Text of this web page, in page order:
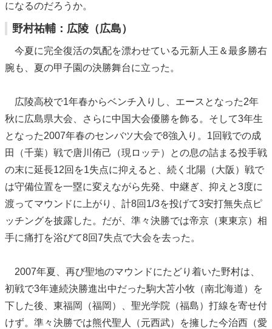
になるのだろうか。
野村祐輔：広陵（広島）
今夏に完全復活の気配を漂わせている元新人王＆最多勝右
腕も、夏の甲子園の決勝舞台に立った。
広陵高校で1年春からベンチ入りし、エースとなった2年
秋に広島県大会、さらに中国大会優勝を飾る。そして3年生
となった2007年春のセンバツ大会で8強入り。1回戦での成
田（千葉）戦で唐川侑己（現ロッテ）との息の詰まる投手戦
の末に延長12回を1失点に抑えると、続く北陽（大阪）戦で
は守備位置を一塁に変えながら先発、中継ぎ、抑えと3度に
渡ってマウンドに上がり、計8回1/3を投げて3安打無失点ピ
ッチングを披露した。だが、準々決勝では帝京（東東京）相
手に痛打を浴びて8回7失点で大会を去った。
2007年夏、再び聖地のマウンドにたどり着いた野村は、
初戦で3年連続決勝進出中だった駒大苫小牧（南北海道）を
下した後、東福岡（福岡）、聖光学院（福島）打線を寄せ付
けず。準々決勝では熊代聖人（元西武）を擁した今治西（愛